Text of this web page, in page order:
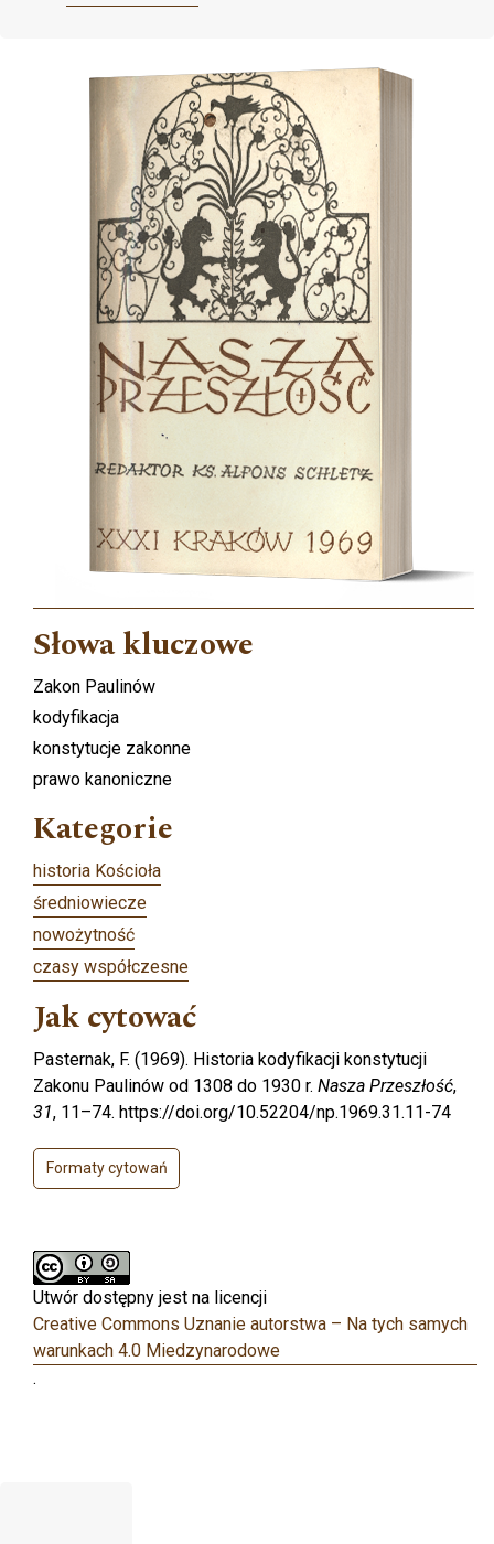
Słowa kluczowe
Zakon Paulinów
kodyfikacja
konstytucje zakonne
prawo kanoniczne
Kategorie
historia Kościoła
średniowiecze
nowożytność
czasy współczesne
Jak cytować
Pasternak, F. (1969). Historia kodyfikacji konstytucji
Zakonu Paulinów od 1308 do 1930 r. Nasza Przeszłość,
31, 11–74. https://doi.org/10.52204/np.1969.31.11-74
Formaty cytowań
Utwór dostępny jest na licencji
Creative Commons Uznanie autorstwa – Na tych samych
warunkach 4.0 Miedzynarodowe
.